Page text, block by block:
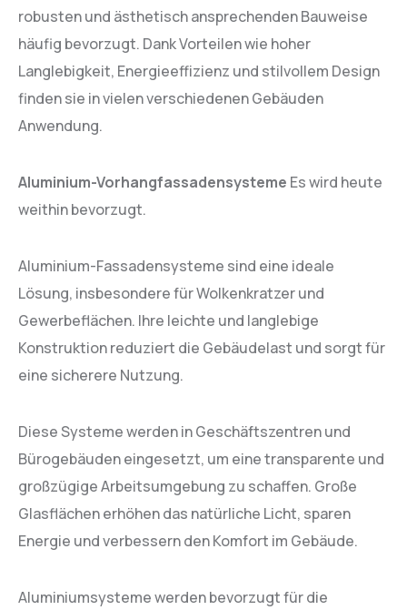
robusten und ästhetisch ansprechenden Bauweise
häufig bevorzugt. Dank Vorteilen wie hoher
Langlebigkeit, Energieeffizienz und stilvollem Design
finden sie in vielen verschiedenen Gebäuden
Anwendung.
Aluminium-Vorhangfassadensysteme Es wird heute
weithin bevorzugt.
Aluminium-Fassadensysteme sind eine ideale
Lösung, insbesondere für Wolkenkratzer und
Gewerbeflächen. Ihre leichte und langlebige
Konstruktion reduziert die Gebäudelast und sorgt für
eine sicherere Nutzung.
Diese Systeme werden in Geschäftszentren und
Bürogebäuden eingesetzt, um eine transparente und
großzügige Arbeitsumgebung zu schaffen. Große
Glasflächen erhöhen das natürliche Licht, sparen
Energie und verbessern den Komfort im Gebäude.
Aluminiumsysteme werden bevorzugt für die